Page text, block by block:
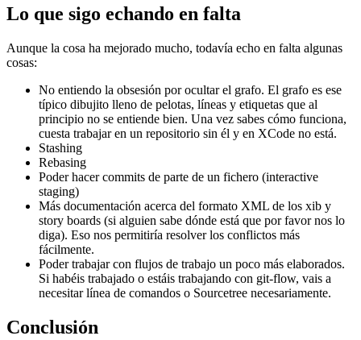
Lo que sigo echando en falta
Aunque la cosa ha mejorado mucho, todavía echo en falta algunas
cosas:
No entiendo la obsesión por ocultar el grafo. El grafo es ese
típico dibujito lleno de pelotas, líneas y etiquetas que al
principio no se entiende bien. Una vez sabes cómo funciona,
cuesta trabajar en un repositorio sin él y en XCode no está.
Stashing
Rebasing
Poder hacer commits de parte de un fichero (interactive
staging)
Más documentación acerca del formato XML de los xib y
story boards (si alguien sabe dónde está que por favor nos lo
diga). Eso nos permitiría resolver los conflictos más
fácilmente.
Poder trabajar con flujos de trabajo un poco más elaborados.
Si habéis trabajado o estáis trabajando con git-flow, vais a
necesitar línea de comandos o Sourcetree necesariamente.
Conclusión